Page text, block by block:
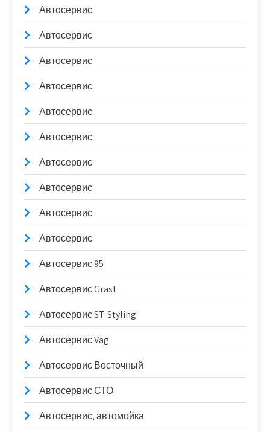
Автосервис
Автосервис
Автосервис
Автосервис
Автосервис
Автосервис
Автосервис
Автосервис
Автосервис
Автосервис
Автосервис 95
Автосервис Grast
Автосервис ST-Styling
Автосервис Vag
Автосервис Восточный
Автосервис СТО
Автосервис, автомойка